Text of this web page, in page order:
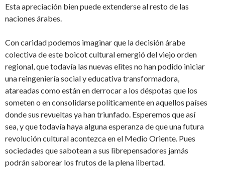
Esta apreciación bien puede extenderse al resto de las
naciones árabes.
Con caridad podemos imaginar que la decisión árabe
colectiva de este boicot cultural emergió del viejo orden
regional, que todavía las nuevas elites no han podido iniciar
una reingeniería social y educativa transformadora,
atareadas como están en derrocar a los déspotas que los
someten o en consolidarse políticamente en aquellos países
donde sus revueltas ya han triunfado. Esperemos que así
sea, y que todavía haya alguna esperanza de que una futura
revolución cultural acontezca en el Medio Oriente. Pues
sociedades que sabotean a sus librepensadores jamás
podrán saborear los frutos de la plena libertad.